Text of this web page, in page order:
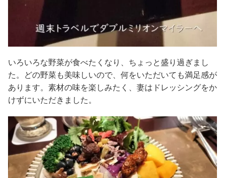
いろいろな野菜が食べたくなり、ちょっと盛り過ぎまし
た。どの野菜も美味しいので、何をいただいても満足感が
あります。素材の味を楽しみたく、妻はドレッシングをか
けずにいただきました。